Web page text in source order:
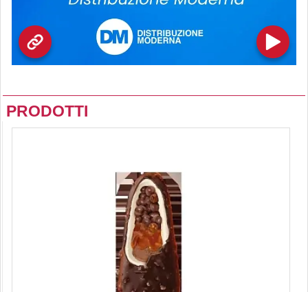
PRODOTTI